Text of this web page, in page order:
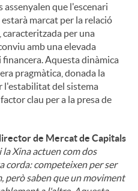
assenyalen que l'escenari
marcat per la relació
caracteritzada per una
amb una elevada
Aquesta dinàmica
pragmàtica, donada la
l'estabilitat del sistema
clau per a la presa de
de Mercat de Capitals
la Xina actuen com dos
corda: competeixen per ser
però saben que un moviment